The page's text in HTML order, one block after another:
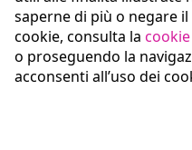
saperne di più o negare
cookie, consulta la
o proseguendo la
acconsenti all’uso dei